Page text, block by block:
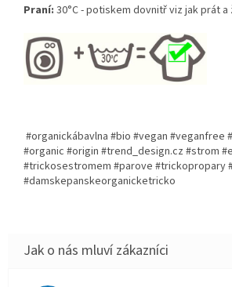
Praní: 30°C - potiskem dovnitř viz jak prát a
#organickábavlna #bio #vegan #veganfree
#organic #origin #trend_design.cz #strom
#trickosestromem #parove #trickopropary
#damskepanskeorganicketricko